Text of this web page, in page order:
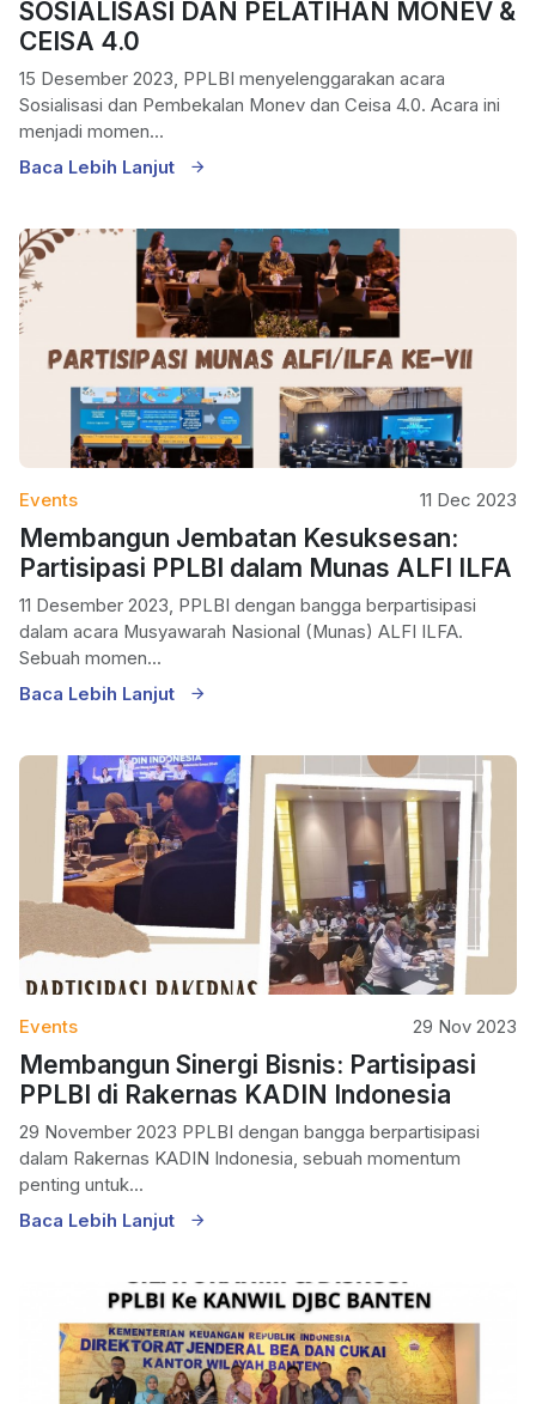
SOSIALISASI DAN PELATIHAN MONEV &
CEISA 4.0
15 Desember 2023, PPLBI menyelenggarakan acara
Sosialisasi dan Pembekalan Monev dan Ceisa 4.0. Acara ini
menjadi momen...
Baca Lebih Lanjut
Events 11 Dec 2023
Membangun Jembatan Kesuksesan:
Partisipasi PPLBI dalam Munas ALFI ILFA
11 Desember 2023, PPLBI dengan bangga berpartisipasi
dalam acara Musyawarah Nasional (Munas) ALFI ILFA.
Sebuah momen...
Baca Lebih Lanjut
Events 29 Nov 2023
Membangun Sinergi Bisnis: Partisipasi
PPLBI di Rakernas KADIN Indonesia
29 November 2023 PPLBI dengan bangga berpartisipasi
dalam Rakernas KADIN Indonesia, sebuah momentum
penting untuk...
Baca Lebih Lanjut